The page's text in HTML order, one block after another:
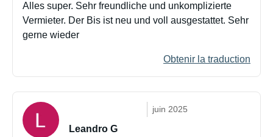
Alles super. Sehr freundliche und unkomplizierte
Vermieter. Der Bis ist neu und voll ausgestattet. Sehr
gerne wieder
Obtenir la traduction
juin 2025
Leandro G